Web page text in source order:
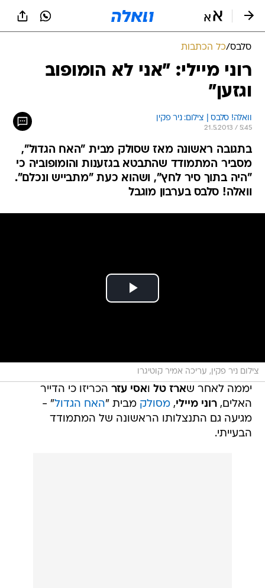
סלבס/כל הכתבות
רוני מיילי: "אני לא הומופוב
וגזען"
וואלה! סלבס | צילום: ניר פקין
21.5.2013 / 5:45
בתגובה ראשונה מאז שסולק מבית "האח הגדול",
מסביר המתמודד שהתבטא בגזענות והומופוביה כי
"היה בתוך סיר לחץ", ושהוא כעת "מתבייש ונכלם".
וואלה! סלבס בערבון מוגבל
צילום ניר פקין, עריכה אמיר קוטיגרו
יממה לאחר שארז טל ואסי עזר הכריזו כי הדייר
האלים,רוני מיילי,מסולק מבית "האח הגדול" -
מגיעה גם התנצלותו הראשונה של המתמודד
הבעייתי.